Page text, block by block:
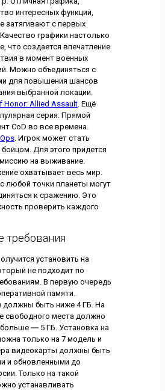
интересных функций,
затягивают с первых
графики настолько
что создается впечатление
в момент военных
Можно объединяться с
для повышения шансов
выбранной локации.
Honor: Allied Assault. Ещё
серия. Прямой
CoD во все времена.
. Игрок может стать
Для этого придется
на выживание.
охватывает весь мир.
любой точки планеты могут
к сражению. Это
проверить каждого
требования
установить на
не подходит по
В первую очередь
памяти.
должны быть ниже 4 ГБ. На
свободного места должно
― 5 ГБ. Установка на
только на 7 модель и
видеокарты должны быть
и обновленными до
Только на такой
устанавливать